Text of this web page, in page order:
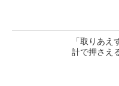
「取りあ
計で押さえ